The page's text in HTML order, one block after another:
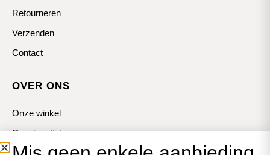
Retourneren
Verzenden
Contact
OVER ONS
Onze winkel
Openingstijden